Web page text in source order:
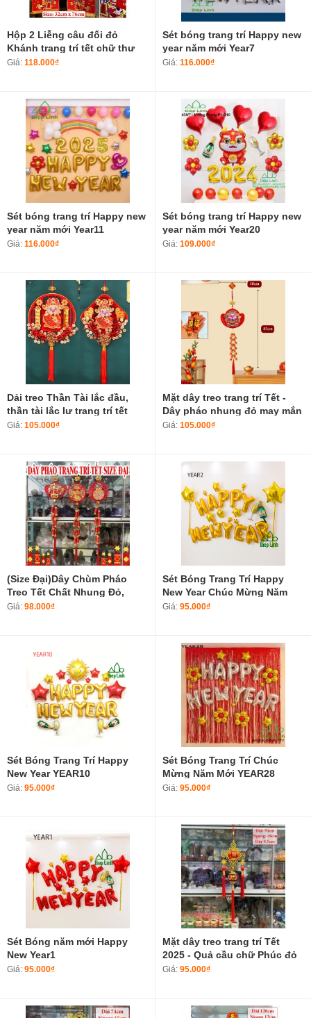
Hộp 2 Liễng câu đối đỏ
Khánh trang trí tết chữ thư
pháp Việt Nam làm từ vải
Giá: 118.000₫
Sét bóng trang trí Happy new
year năm mới Year7
Giá: 116.000₫
Sét bóng trang trí Happy new
year năm mới Year11
Giá: 116.000₫
Sét bóng trang trí Happy new
year năm mới Year20
Giá: 109.000₫
Dải treo Thần Tài lắc đầu,
thần tài lắc lư trang trí tết
2025
Giá: 105.000₫
Mặt dây treo trang trí Tết -
Dây pháo nhung đỏ may mắn
Túi tiền tài lộc mang nhiều
Giá: 105.000₫
(Size Đại)Dây Chùm Pháo
Treo Tết Chất Nhung Đỏ,
Liễng Pháo Nhựa Phụ Kiện
Giá: 98.000₫
Sét Bóng Trang Trí Happy
New Year Chúc Mừng Năm
Mới YEAR2
Giá: 95.000₫
Sét Bóng Trang Trí Happy
New Year YEAR10
Giá: 95.000₫
Sét Bóng Trang Trí Chúc
Mừng Năm Mới YEAR28
Giá: 95.000₫
Sét Bóng năm mới Happy
New Year1
Giá: 95.000₫
Mặt dây treo trang trí Tết
2025 - Quả cầu chữ Phúc đỏ
may mắn Túi tiền tài lộc
Giá: 95.000₫